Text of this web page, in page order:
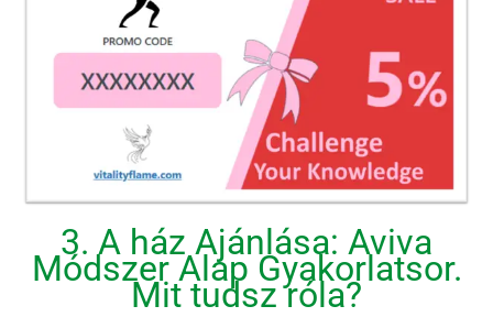
3. A ház Ajánlása: Aviva
Módszer Alap Gyakorlatsor.
Mit tudsz róla?